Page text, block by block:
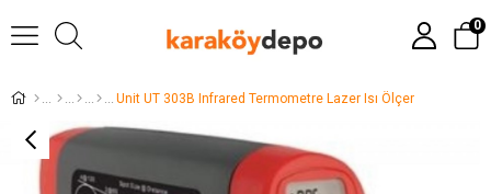
0
Unit UT 303B Infrared Termometre Lazer Isı Ölçer